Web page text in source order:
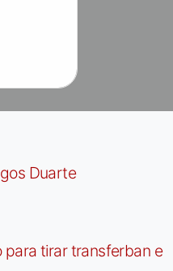
Duarte
para tirar transferban e